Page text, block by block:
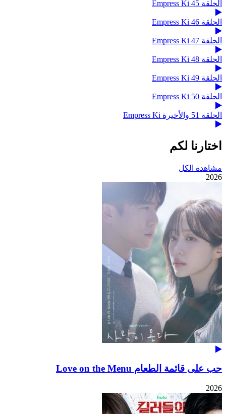
الحلقة 45 Empress Ki
الحلقة 46 Empress Ki
الحلقة 47 Empress Ki
الحلقة 48 Empress Ki
الحلقة 49 Empress Ki
الحلقة 50 Empress Ki
الحلقة 51 والأخيرة Empress Ki
اختارنا لكم
مشاهدة الكل
2026
حب على قائمة الطعام Love on the Menu
2026